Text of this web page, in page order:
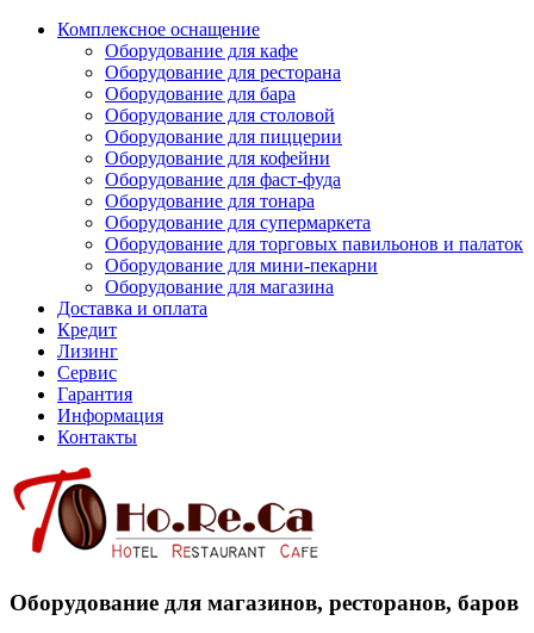
Комплексное оснащение
Оборудование для кафе
Оборудование для ресторана
Оборудование для бара
Оборудование для столовой
Оборудование для пиццерии
Оборудование для кофейни
Оборудование для фаст-фуда
Оборудование для тонара
Оборудование для супермаркета
Оборудование для торговых павильонов и палаток
Оборудование для мини-пекарни
Оборудование для магазина
Доставка и оплата
Кредит
Лизинг
Сервис
Гарантия
Информация
Контакты
Оборудование для магазинов, ресторанов, баров